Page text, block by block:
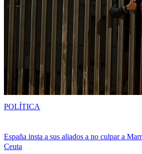
España insta a sus aliados a no culpar a
Ceuta
POLÍTICA